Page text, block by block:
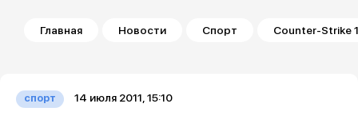
Строка навигации
Главная Новости Спорт Counter-Strike
спорт 14 июля 2011, 15:10